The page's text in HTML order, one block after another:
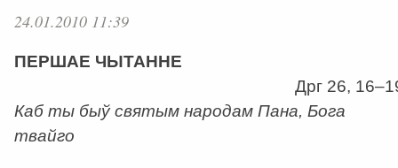
24.01.2010 11:39
ПЕРШАЕ ЧЫТАННЕ
Дрг 26,
Каб ты быў святым народам Пана, Бога
твайго